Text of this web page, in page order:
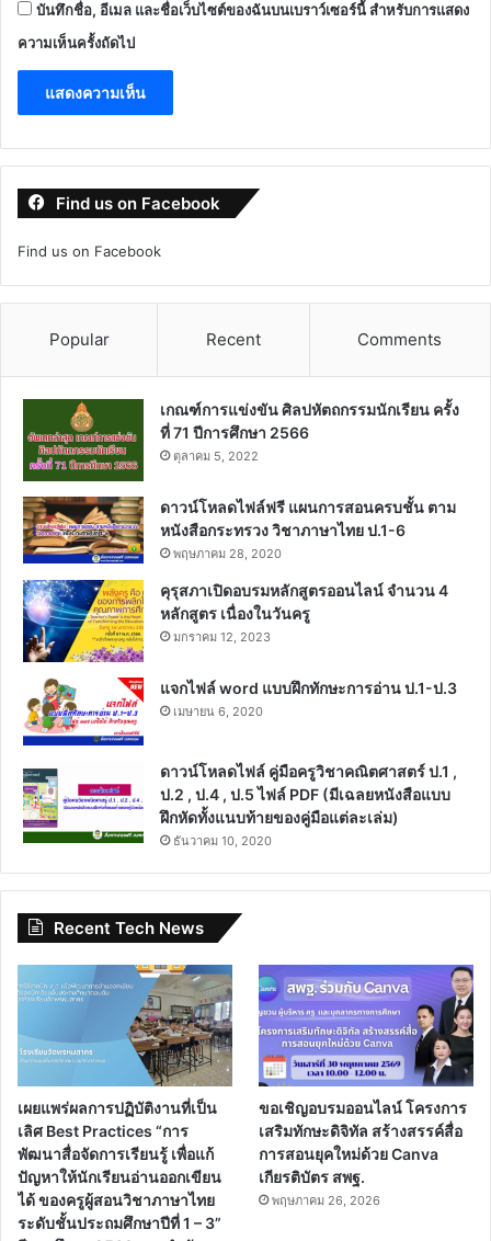
บันทึกชื่อ, อีเมล และชื่อเว็บไซต์ของฉันบนเบราว์เซอร์นี้ สำหรับการแสดง
ความเห็นครั้งถัดไป
Find us on Facebook
Find us on Facebook
Popular Recent Comments
เกณฑ์การแข่งขัน ศิลปหัตถกรรมนักเรียน ครั้ง
ที่ 71 ปีการศึกษา 2566
ตุลาคม 5, 2022
ดาวน์โหลดไฟล์ฟรี แผนการสอนครบชั้น ตาม
หนังสือกระทรวง วิชาภาษาไทย ป.1-6
พฤษภาคม 28, 2020
คุรุสภาเปิดอบรมหลักสูตรออนไลน์ จำนวน 4
หลักสูตร เนื่องในวันครู
มกราคม 12, 2023
แจกไฟล์ word แบบฝึกทักษะการอ่าน ป.1-ป.3
เมษายน 6, 2020
ดาวน์โหลดไฟล์ คู่มือครูวิชาคณิตศาสตร์ ป.1 ,
ป.2 , ป.4 , ป.5 ไฟล์ PDF (มีเฉลยหนังสือแบบ
ฝึกหัดทั้งแนบท้ายของคู่มือแต่ละเล่ม)
ธันวาคม 10, 2020
Recent Tech News
เผยแพร่ผลการปฏิบัติงานที่เป็น
เลิศ Best Practices “การ
พัฒนาสื่อจัดการเรียนรู้ เพื่อแก้
ปัญหาให้นักเรียนอ่านออกเขียน
ได้ ของครูผู้สอนวิชาภาษาไทย
ระดับชั้นประถมศึกษาปีที่ 1 – 3”
ขอเชิญอบรมออนไลน์ โครงการ
เสริมทักษะดิจิทัล สร้างสรรค์สื่อ
การสอนยุคใหม่ด้วย Canva
เกียรติบัตร สพฐ.
พฤษภาคม 26, 2026